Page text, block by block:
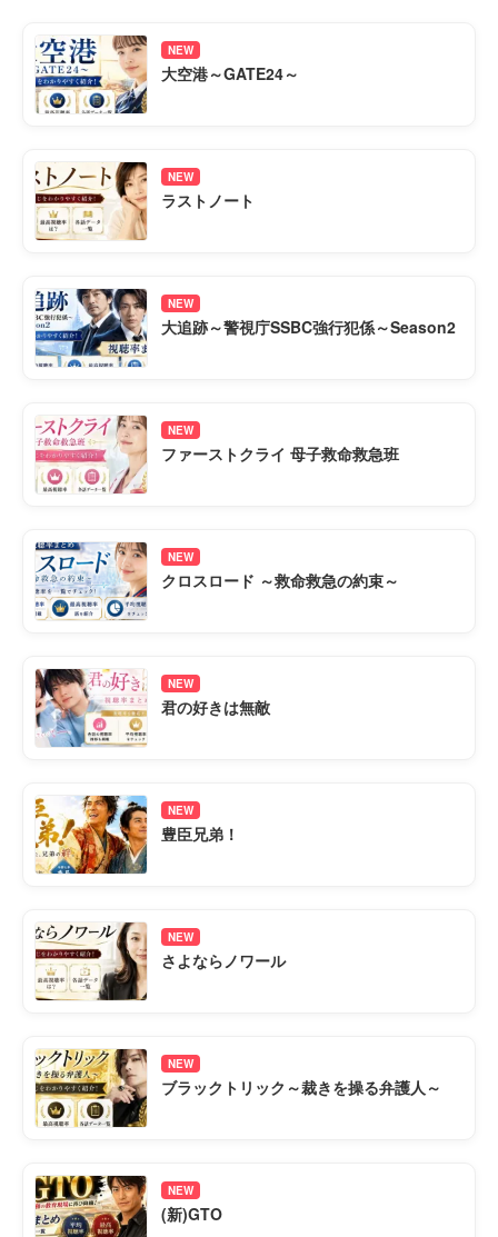
NEW
大空港～GATE24～
NEW
ラストノート
NEW
大追跡～警視庁SSBC強行犯係～Season2
NEW
ファーストクライ 母子救命救急班
NEW
クロスロード ～救命救急の約束～
NEW
君の好きは無敵
NEW
豊臣兄弟！
NEW
さよならノワール
NEW
ブラックトリック～裁きを操る弁護人～
NEW
(新)GTO